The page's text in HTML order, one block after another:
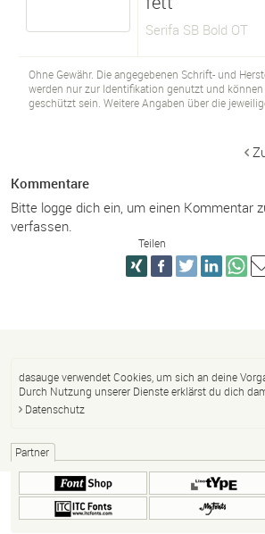
Serifa SB Bold OT
Ohne Gewähr. Die angegebenen Schrift- und
werden nur zur Identifikation genutzt und
geschützt sein. Weitere Angaben über die
Kommentare
Bitte logge dich ein, um einen Kommentar
verfassen.
Teilen
dasauge verwendet Cookies, um sich an deine
Durch Nutzung unserer Dienste erklärst du dich
Datenschutz
Partner